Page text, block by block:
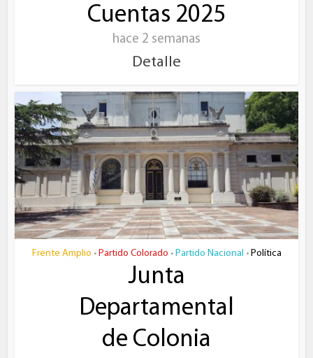
Cuentas 2025
hace 2 semanas
Detalle
Frente Amplio • Partido Colorado • Partido Nacional • Política
Junta
Departamental
de Colonia